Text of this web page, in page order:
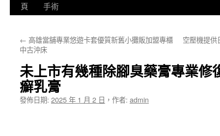
要
容
頁
手術
← 高雄當舖專業悠遊卡套優質新舊小攤販加盟專櫃
中古沖床
空壓機提供
未上市有幾種除腳臭藥膏專業修
癬乳膏
發佈日期: 2025 年 1 月 2 日 ， 作者: admin